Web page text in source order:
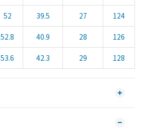
52 39.5 27 124
52.8 40.9 28 126
53.6 42.3 29 128